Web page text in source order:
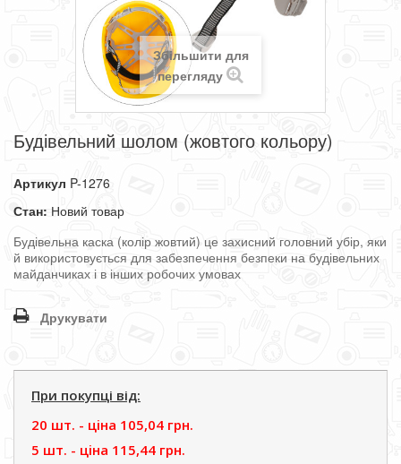
Збільшити для
перегляду
Будівельний шолом (жовтого кольору)
Артикул P-1276
Стан: Новий товар
Будівельна каска (колір жовтий) це захисний головний убір, яки
й використовується для забезпечення безпеки на будівельних
майданчиках і в інших робочих умовах
Друкувати
При покупці від:
20 шт. - цiна 105,04 грн.
5 шт. - цiна 115,44 грн.